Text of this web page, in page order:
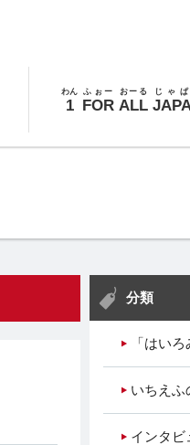
1
わん
FOR
ふぉー
ALL
おーる じゃ
分類
「はい
いちえふ
インタビ